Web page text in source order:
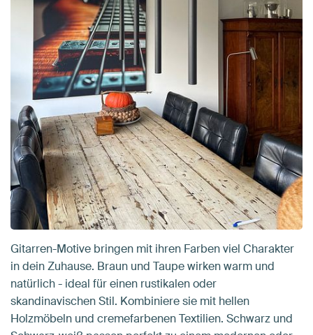
Gitarren-Motive bringen mit ihren Farben viel Charakter
in dein Zuhause. Braun und Taupe wirken warm und
natürlich - ideal für einen rustikalen oder
skandinavischen Stil. Kombiniere sie mit hellen
Holzmöbeln und cremefarbenen Textilien. Schwarz und